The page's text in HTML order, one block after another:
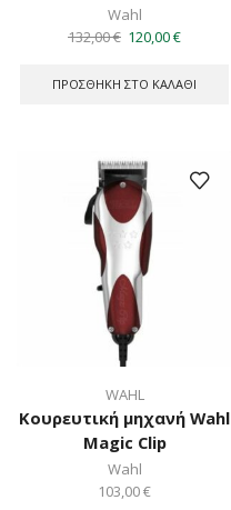
Wahl
132,00€ Original
was:
120,00€Η
τιμή
ΠΡΟΣΘΉΚΗ ΣΤΟ ΚΑΛΆΘΙ
WAHL
Κουρευτική μηχανή Wahl
Magic Clip
Wahl
103,00€